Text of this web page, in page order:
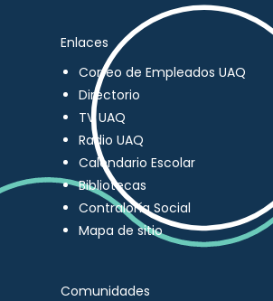
Enlaces
Correo de Empleados UAQ
Directorio
TV UAQ
Radio UAQ
Calendario Escolar
Bibliotecas
Contraloría Social
Mapa de sitio
Comunidades